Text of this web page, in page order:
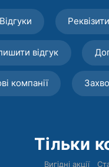
Відгуки Реквізити
відгук
компанії
Тільки
Вигідні акції